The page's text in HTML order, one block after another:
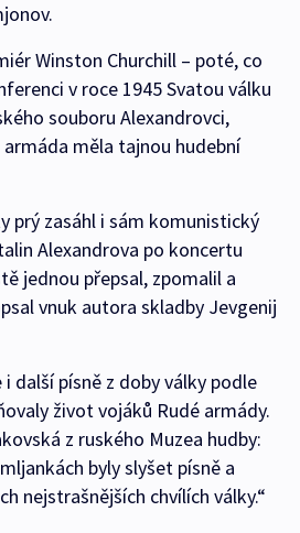
Winston Churchill – poté, co
v roce 1945 Svatou válku
souboru Alexandrovci,
měla tajnou hudební
prý zasáhl i sám komunistický
Alexandrova po koncertu
jednou přepsal, zpomalil a
vnuk autora skladby Jevgenij
i další písně z doby války podle
život vojáků Rudé armády.
z ruského Muzea hudby:
byly slyšet písně a
nejstrašnějších chvílích války.“